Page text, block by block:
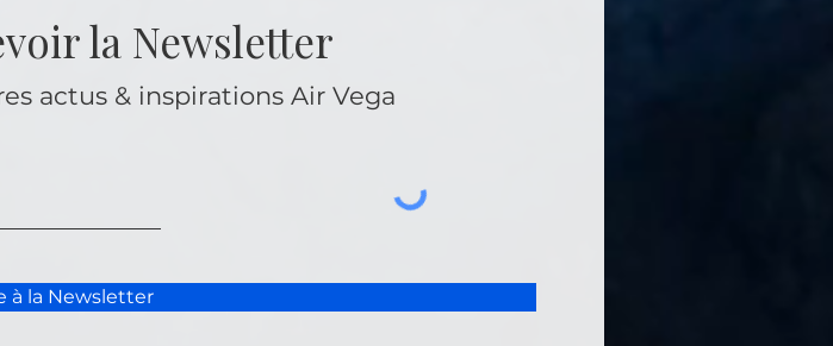
la Newsletter
actus & inspirations Air Vega
à la Newsletter